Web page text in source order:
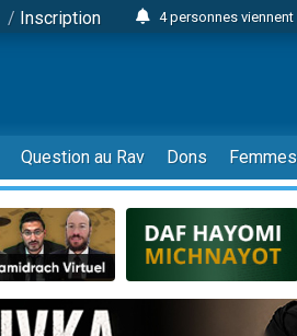
/ Inscription
4 personnes
Odaya vient de
3 personnes
3 personnes
13 personnes
2 personnes
30 personnes
Il reste 49
12 nouvelles
Question au Rav Dons Femmes